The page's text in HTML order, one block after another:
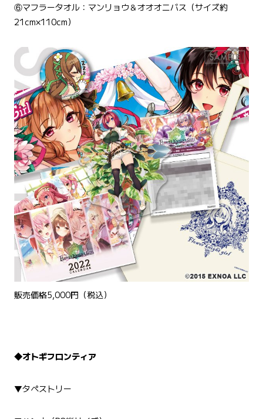
⑥マフラータオル：マンリョウ＆オオオニバス（サイズ約
21cm×110cm）
販売価格5,000円（税込）
◆オトギフロンティア
▼タペストリー